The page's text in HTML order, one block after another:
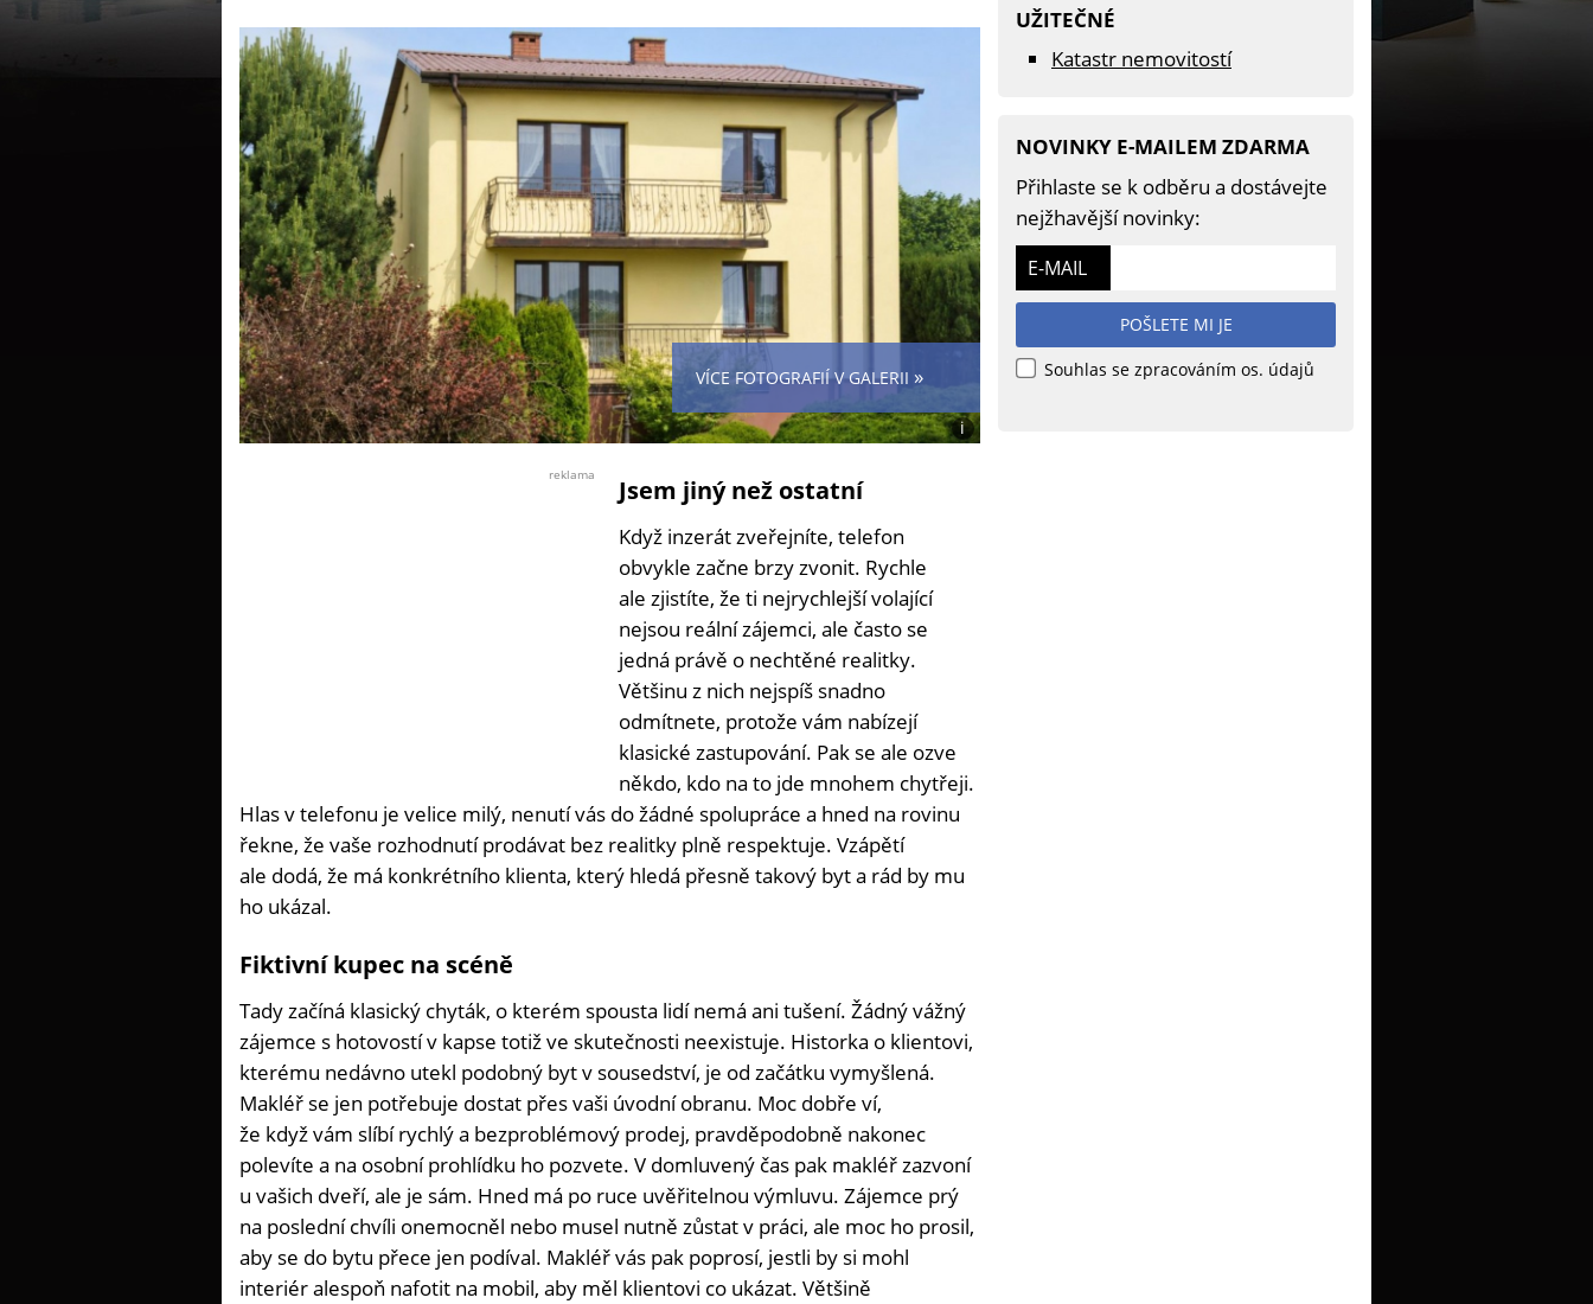
VÍCE FOTOGRAFIÍ V GALERII »
i
Foto:
reklama Jsem jiný než ostatní
Když inzerát zveřejníte, telefon
obvykle začne brzy zvonit. Rychle
ale zjistíte, že ti nejrychlejší volající
nejsou reální zájemci, ale často se
jedná právě o nechtěné realitky.
Většinu z nich nejspíš snadno
odmítnete, protože vám nabízejí
klasické zastupování. Pak se ale ozve
někdo, kdo na to jde mnohem chytřeji.
Hlas v telefonu je velice milý, nenutí vás do žádné spolupráce a hned na rovinu
řekne, že vaše rozhodnutí prodávat bez realitky plně respektuje. Vzápětí
ale dodá, že má konkrétního klienta, který hledá přesně takový byt a rád by mu
ho ukázal.
Fiktivní kupec na scéně
Tady začíná klasický chyták, o kterém spousta lidí nemá ani tušení. Žádný vážný
zájemce s hotovostí v kapse totiž ve skutečnosti neexistuje. Historka o klientovi,
kterému nedávno utekl podobný byt v sousedství, je od začátku vymyšlená.
Makléř se jen potřebuje dostat přes vaši úvodní obranu. Moc dobře ví,
že když vám slíbí rychlý a bezproblémový prodej, pravděpodobně nakonec
polevíte a na osobní prohlídku ho pozvete. V domluvený čas pak makléř zazvoní
u vašich dveří, ale je sám. Hned má po ruce uvěřitelnou výmluvu. Zájemce prý
na poslední chvíli onemocněl nebo musel nutně zůstat v práci, ale moc ho prosil,
aby se do bytu přece jen podíval. Makléř vás pak poprosí, jestli by si mohl
interiér alespoň nafotit na mobil, aby měl klientovi co ukázat. Většině
UŽITEČNÉ
Katastr nemovitostí
NOVINKY E-MAILEM ZDARMA
Přihlaste se k odběru a dostávejte
nejžhavější novinky:
E-MAIL
POŠLETE MI JE
Souhlas se zpracováním os. údajů